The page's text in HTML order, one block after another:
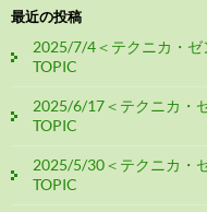
最近の投稿
2025/7/4＜テクニカ・ゼ
TOPIC
2025/6/17＜テクニカ・
TOPIC
2025/5/30＜テクニカ・
TOPIC